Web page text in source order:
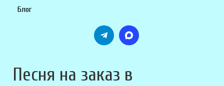
Блог
Песня на заказ в